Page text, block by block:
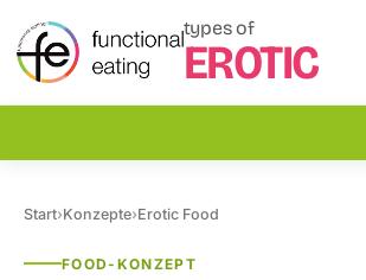
types of
EROTIC
Start›Konzepte›Erotic Food
FOOD-KONZEPT